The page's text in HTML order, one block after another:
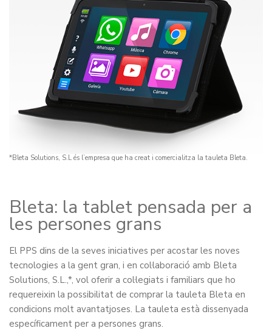
*Bleta Solutions, S.L és l’empresa que ha creat i comercialitza la tauleta Bleta.
Bleta: la tablet pensada per a
les persones grans
El PPS dins de la seves iniciatives per acostar les noves
tecnologies a la gent gran, i en col·laboració amb Bleta
Solutions, S.L.,*, vol oferir a col·legiats i familiars que ho
requereixin la possibilitat de comprar la tauleta Bleta en
condicions molt avantatjoses. La tauleta està dissenyada
específicament per a persones grans.